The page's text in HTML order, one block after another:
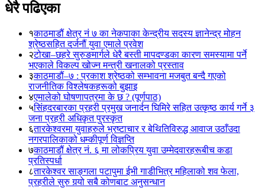
धेरै पढिएका
१काठमाडौं क्षेत्र नं ७ का नेकपाका केन्द्रीय सदस्य ज्ञानेन्द्र मोहन
श्रेष्ठसहित दर्जनौं युवा एमाले प्रवेश
२टोखा–छहरे सुरुङमार्गले धेरै बस्ती मापदण्डका कारण समस्यामा पर्ने
भएकाले विकल्प खोज्न मन्त्री खनालको प्रस्ताव
३काठमाडौं–७ : प्रकाश श्रेष्ठको सम्भावना मजबुत बन्दै गएको
राजनीतिक विश्लेषकहरूको बुझाइ
४एमालेको घोषणापत्रमा के छ ? (पूर्णपाठ)
५सिंहदरबारका प्रहरी प्रमुख जनार्दन घिमिरे सहित उत्कृष्ठ कार्य गर्ने ३
जना प्रहरी अधिकृत पुरस्कृत
६तारकेश्वरमा युवाहरुले भ्रष्टाचार र बेथितिविरुद्ध आवाज उठाँउदा
नगरपालिकाको धम्कीपूर्ण विज्ञप्ति
७काठमाडौं क्षेत्र नं. ६ मा लोकप्रिय युवा उम्मेदवारहरूबीच कडा
प्रतिस्पर्धा
८तारकेश्वर साङ्गला पटापुमा ईभी गाडीभित्र महिलाको शव फेला,
प्रहरीले सुरु गर्‍यो सबै कोणबाट अनुसन्धान